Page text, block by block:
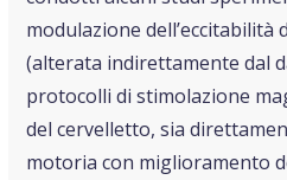
modulazione dell’eccitabilità
(alterata indirettamente dal
protocolli di stimolazione
del cervelletto, sia
motoria con miglioramento